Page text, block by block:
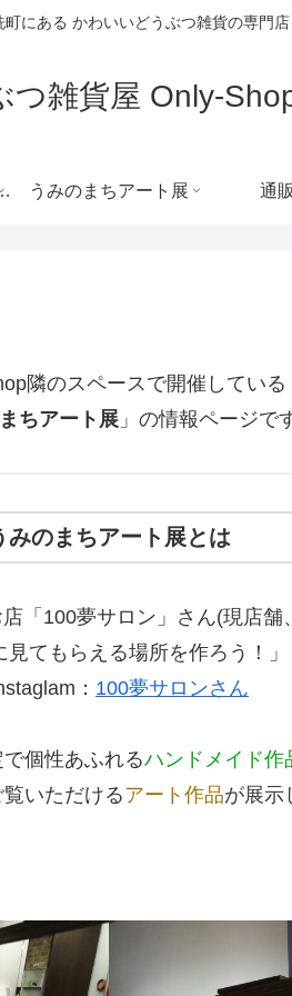
町にある かわいいどうぶつ雑貨の専門店
つ雑貨屋 Only-
つクッキー うみのまちアート展 通
隣のスペースで開催している
ちアート展 」の情報ページで
みのまちアート展とは
「100夢サロン」さん(現店
てもらえる場所を作ろう！」
： 100夢サロンさん
個性あふれるハンドメイド作
いただけるアート作品が展示